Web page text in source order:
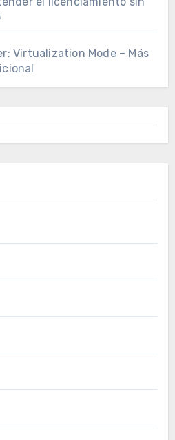
Virtualization Mode – Más